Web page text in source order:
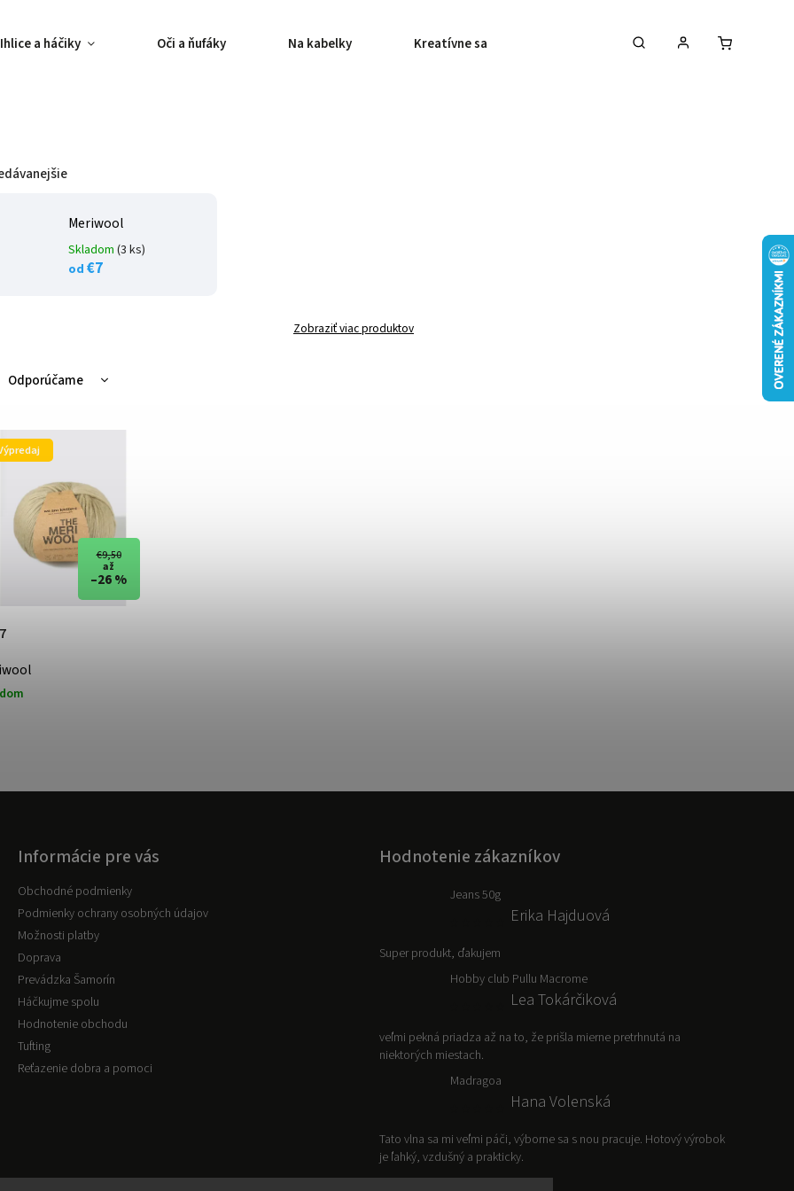
Ihlice a háčiky Oči a ňufáky Na kabelky Kreatívne sady Vyšívanie
Meriwool
Skladom (3 ks)
od €7
Zobraziť viac produktov
Odporúčame
Najdrahšie
Najpredávanejšie
Abecedne
€9,50
až
–26 %
Informácie pre vás
Obchodné podmienky
Podmienky ochrany osobných údajov
Možnosti platby
Doprava
Prevádzka Šamorín
Háčkujme spolu
Hodnotenie obchodu
Tufting
Reťazenie dobra a pomoci
Hodnotenie zákazníkov
Jeans 50g
Erika Hajduová
Super produkt, ďakujem
Hobby club Pullu Macrome
Lea Tokárčiková
veľmi pekná priadza až na to, že prišla mierne pretrhnutá na
niektorých miestach.
Madragoa
Hana Volenská
Tato vlna sa mi veľmi páči, výborne sa s nou pracuje. Hotový výrobok
je ľahký, vzdušný a prakticky.